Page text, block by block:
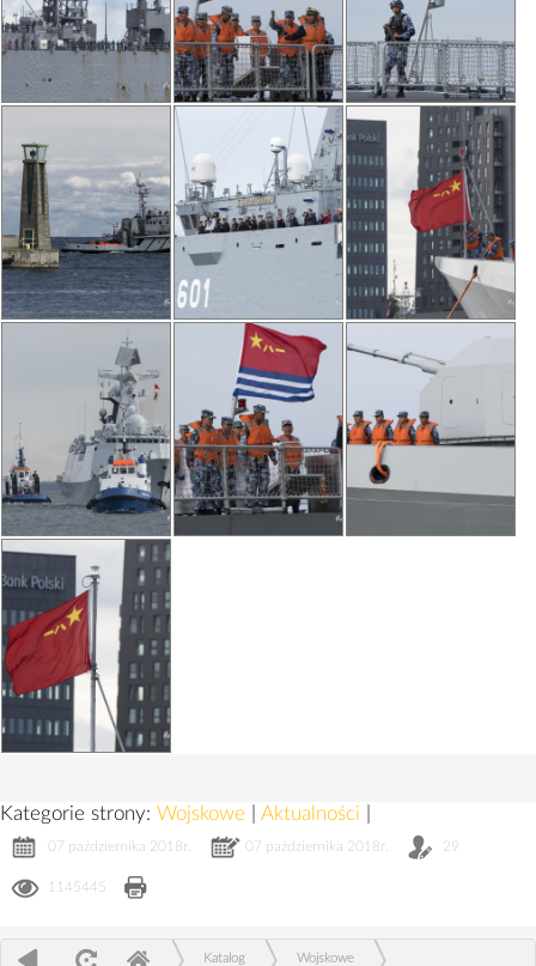
Kategorie strony: Wojskowe Aktualności
07 października 2018r. 07 października 2018r. 29
1145445
Katalog Wojskowe